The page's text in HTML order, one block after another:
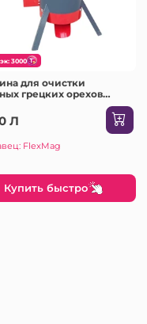
3000
для очистки
грецких орехов
Л
FlexMag
Купить быстро